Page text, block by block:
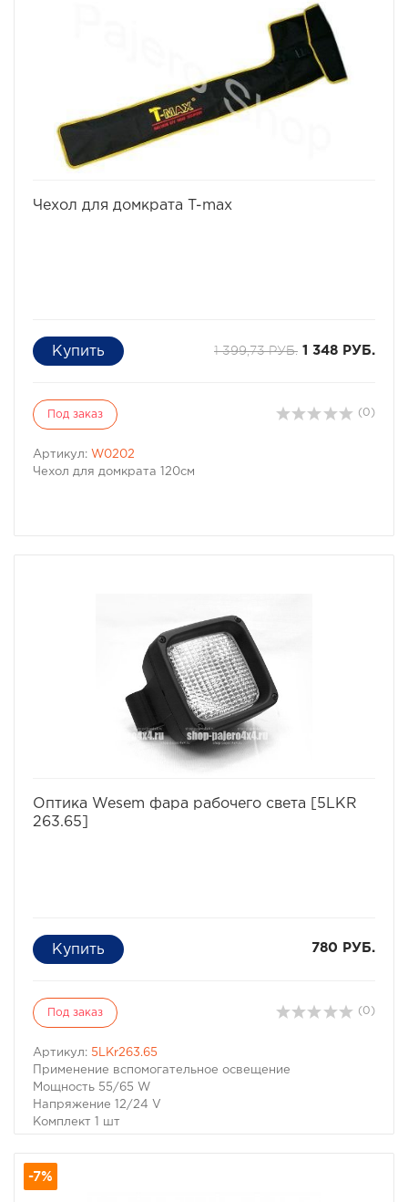
автомобиль без вреда как для застрявшего
автомобиля, так и для тягача. Несмотря на то, что в
народе эти стропы прозвали "Рывковыми" тросами,
следует помнить, что при сильном рывке даже такой
специальной динамической стропой можно повредить
неподготовленный для внедорожной эксплуатации
автомобиль и нанести увечья окружающим людям.
Разрывная нагрузка - 10,9 тонн.
Ширина - 8 см.
Длина - 9 метров.
Чехол для домкрата T-max
1 399,73 РУБ. 1 348 РУБ.
Под заказ (0)
Артикул: W0202
Чехол для домкрата 120см
Оптика Wesem фара рабочего света [5LKR
263.65]
780 РУБ.
Под заказ (0)
Артикул: 5LKr263.65
Применение вспомогательное освещение
Мощность 55/65 W
Напряжение 12/24 V
Комплект 1 шт
Небольшая по габаритам, но очень яркая лампа.
Противоударный пыле-влагозащищенный корпус.
-7%